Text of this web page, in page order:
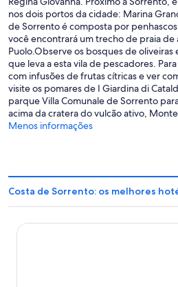
nos dois portos da cidade: Marina
de Sorrento é composta por
você encontrará um trecho de praia de
Puolo.Observe os bosques de
que leva a esta vila de pescadores.
com infusões de frutas cítricas e ver
visite os pomares de I Giardina di
parque Villa Comunale de Sorrento
acima da cratera do vulcão ativo,
Menos informações
Costa de Sorrento: os melhores
Majestic Palace Hotel